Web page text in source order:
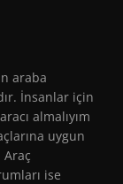
araba
İnsanlar için
almalıyım
uygun
ise